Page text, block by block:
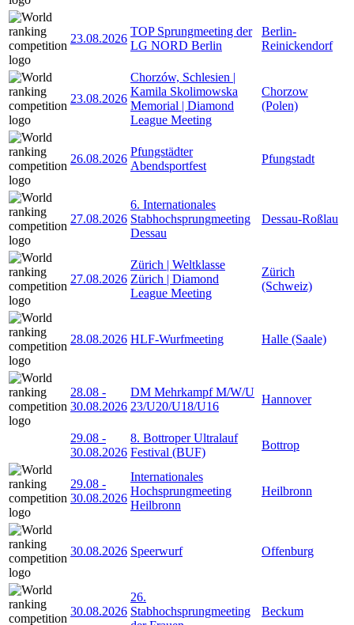
23.08.2026
TOP Sprungmeeting der
LG NORD Berlin
Berlin-
Reinickendorf
23.08.2026
Chorzów, Schlesien |
Kamila Skolimowska
Memorial | Diamond
League Meeting
Chorzow
(Polen)
26.08.2026
Pfungstädter
Abendsportfest
Pfungstadt
27.08.2026
6. Internationales
Stabhochsprungmeeting
Dessau
Dessau-Roßlau
27.08.2026
Zürich | Weltklasse
Zürich | Diamond
League Meeting
Zürich
(Schweiz)
28.08.2026 HLF-Wurfmeeting Halle (Saale)
28.08 -
30.08.2026
DM Mehrkampf M/W/U
23/U20/U18/U16
Hannover
29.08 -
30.08.2026
8. Bottroper Ultralauf
Festival (BUF)
Bottrop
29.08 -
30.08.2026
Internationales
Hochsprungmeeting
Heilbronn
Heilbronn
30.08.2026 Speerwurf Offenburg
30.08.2026
26.
Stabhochsprungmeeting
Beckum